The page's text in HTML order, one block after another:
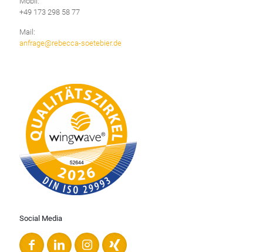
Social Media
+49 173 298 58 77
Mail:
anfrage@rebecca-soetebier.de